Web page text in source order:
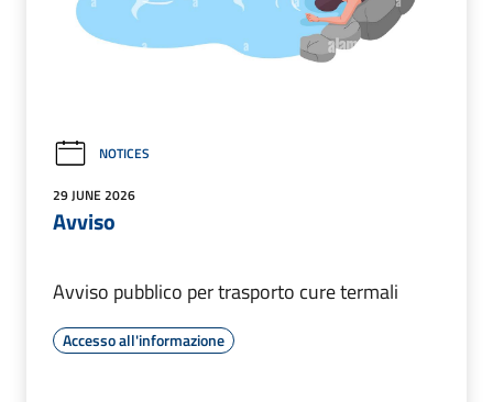
NOTICES
29 JUNE 2026
Avviso
Avviso pubblico per trasporto cure termali
Accesso all'informazione